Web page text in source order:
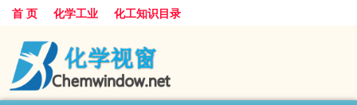
首 页 化学工业 化工知识目录